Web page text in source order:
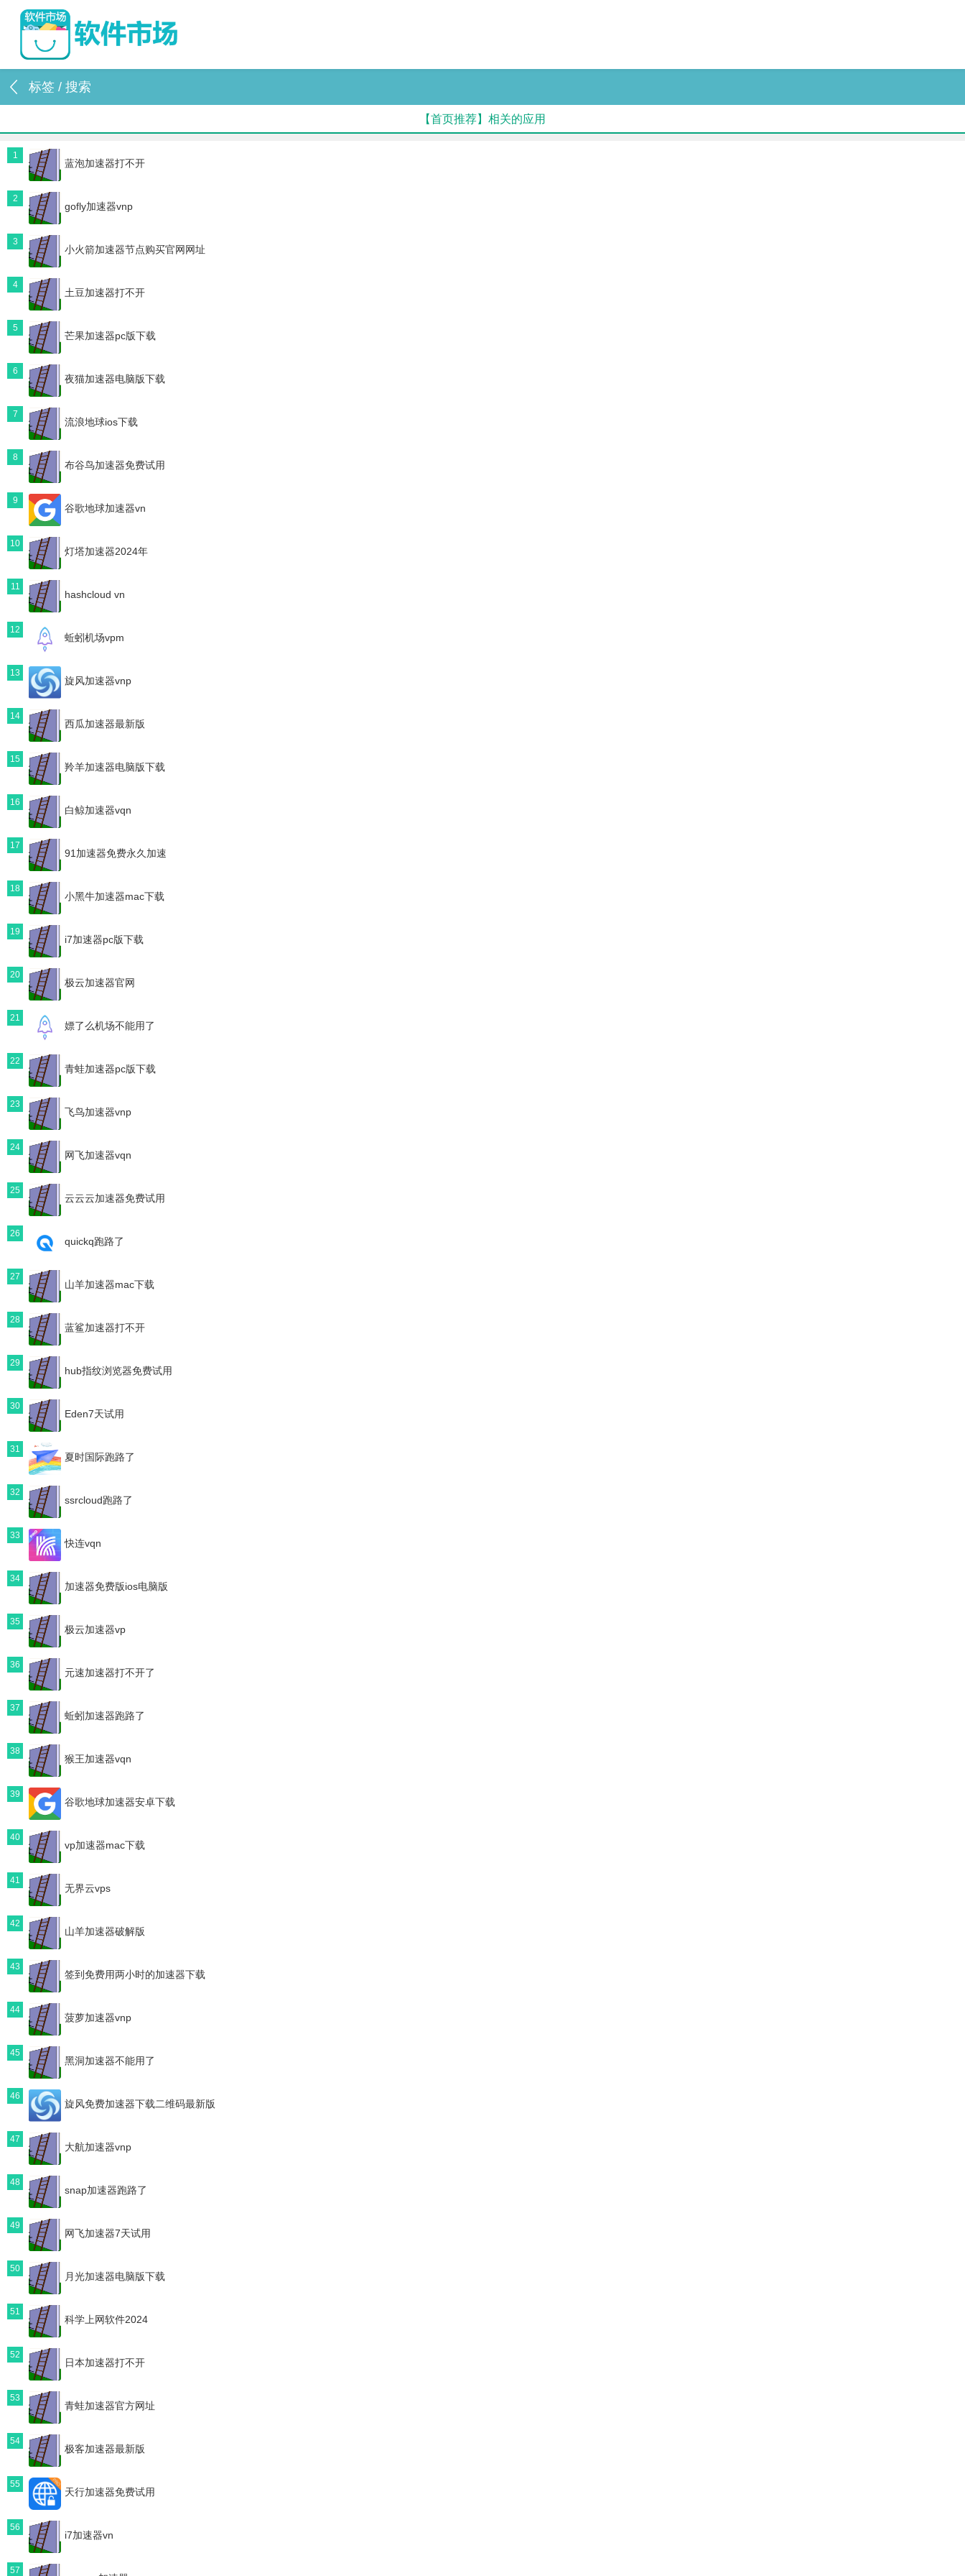
标签 / 搜索
【首页推荐】相关的应用
1
蓝泡加速器打不开
2
gofly加速器vnp
3
小火箭加速器节点购买官网网址
4
土豆加速器打不开
5
芒果加速器pc版下载
6
夜猫加速器电脑版下载
7
流浪地球ios下载
8
布谷鸟加速器免费试用
9
谷歌地球加速器vn
10
灯塔加速器2024年
11
hashcloud vn
12
蚯蚓机场vpm
13
旋风加速器vnp
14
西瓜加速器最新版
15
羚羊加速器电脑版下载
16
白鲸加速器vqn
17
91加速器免费永久加速
18
小黑牛加速器mac下载
19
i7加速器pc版下载
20
极云加速器官网
21
嫖了么机场不能用了
22
青蛙加速器pc版下载
23
飞鸟加速器vnp
24
网飞加速器vqn
25
云云云加速器免费试用
26
quickq跑路了
27
山羊加速器mac下载
28
蓝鲨加速器打不开
29
hub指纹浏览器免费试用
30
Eden7天试用
31
夏时国际跑路了
32
ssrcloud跑路了
33
快连vqn
34
加速器免费版ios电脑版
35
极云加速器vp
36
元速加速器打不开了
37
蚯蚓加速器跑路了
38
猴王加速器vqn
39
谷歌地球加速器安卓下载
40
vp加速器mac下载
41
无界云vps
42
山羊加速器破解版
43
签到免费用两小时的加速器下载
44
菠萝加速器vnp
45
黑洞加速器不能用了
46
旋风免费加速器下载二维码最新版
47
大航加速器vnp
48
snap加速器跑路了
49
网飞加速器7天试用
50
月光加速器电脑版下载
51
科学上网软件2024
52
日本加速器打不开
53
青蛙加速器官方网址
54
极客加速器最新版
55
天行加速器免费试用
56
i7加速器vn
57